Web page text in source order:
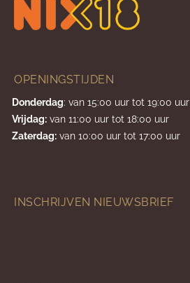
OPENINGSTIJDEN
Donderdag: van 15:00 uur tot 19:00 uur
Vrijdag: van 11:00 uur tot 18:00 uur
Zaterdag: van 10:00 uur tot 17:00 uur
INSCHRIJVEN NIEUWSBRIEF